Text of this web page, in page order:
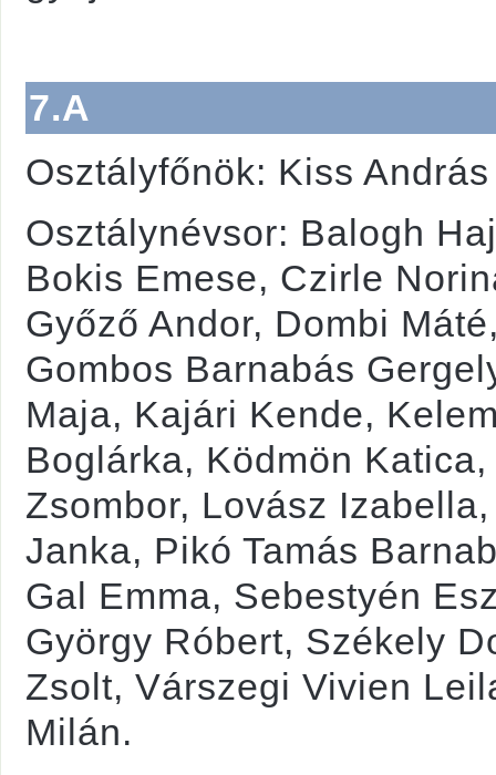
7.A
Osztályfőnök: Kiss András
Osztálynévsor: Balogh
Bokis Emese, Czirle
Győző Andor, Dombi
Gombos Barnabás
Maja, Kajári Kende,
Boglárka, Ködmön
Zsombor, Lovász
Janka, Pikó Tamás
Gal Emma, Sebestyén
György Róbert, Székely
Zsolt, Várszegi Vivien
Milán.